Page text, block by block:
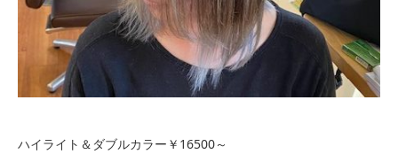
ハイライト＆ダブルカラー￥16500～